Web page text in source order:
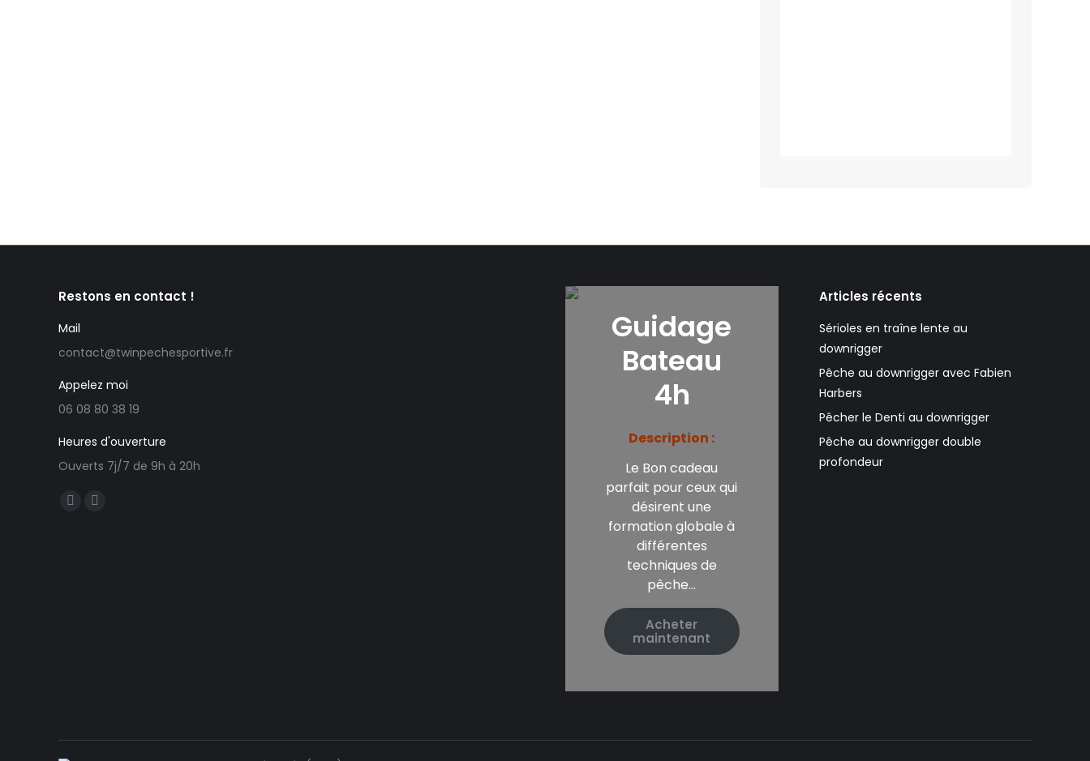
Restons en contact !
Mail
contact@twinpechesportive.fr
Appelez moi
06 08 80 38 19
Heures d'ouverture
Ouverts 7j/7 de 9h à 20h
Trouvez nous sur :
Facebook
E-
Guidage
Bateau
4h
Description :
Le Bon cadeau
parfait pour ceux qui
désirent une
formation globale à
différentes
techniques de
pêche…
Acheter
maintenant
Articles récents
Sérioles en traîne lente au
downrigger
Pêche au downrigger avec Fabien
Harbers
Pêcher le Denti au downrigger
Pêche au downrigger double
profondeur